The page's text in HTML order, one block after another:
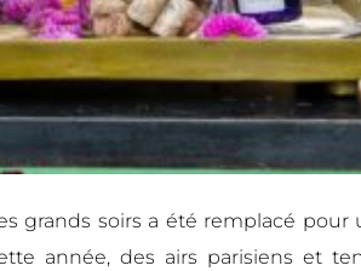
grands soirs a été remplacé pour
année, des airs parisiens et